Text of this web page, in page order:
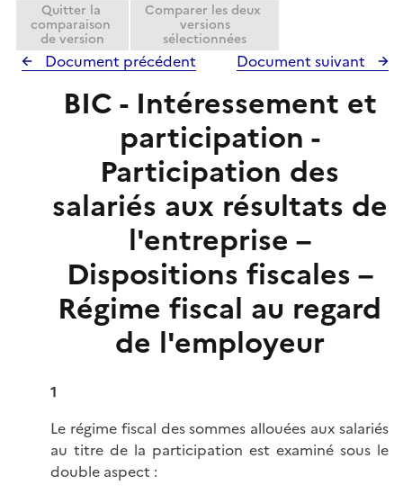
Quitter la
comparaison
de version
Comparer les deux
versions
sélectionnées
Document précédent Document suivant
BIC - Intéressement et
participation -
Participation des
salariés aux résultats de
l'entreprise –
Dispositions fiscales –
Régime fiscal au regard
de l'employeur
1
Le régime fiscal des sommes allouées aux salariés
au titre de la participation est examiné sous le
double aspect :